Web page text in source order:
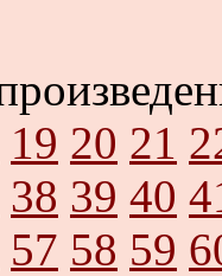
19 20 21
38 39 40
57 58 59